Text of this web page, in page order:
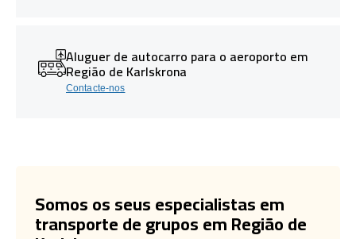
Aluguer de autocarro para o aeroporto em
Região de Karlskrona
Contacte-nos
Somos os seus especialistas em
transporte de grupos em Região de